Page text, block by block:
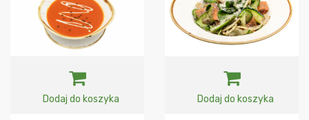
Dodaj do koszyka Dodaj do koszyka